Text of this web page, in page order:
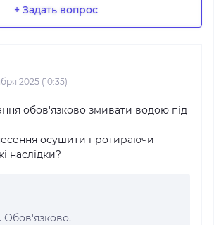
+ Задать вопрос
2025 (10:35)
обов'язково змивати водою під
осушити протираючи
наслідки?
Обов'язково.